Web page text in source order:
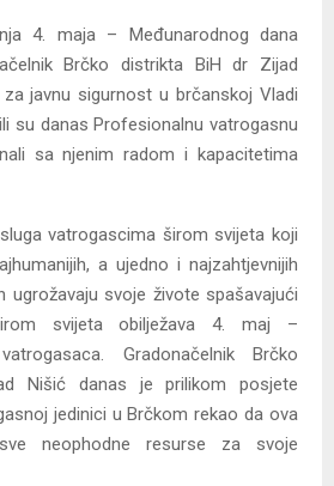
4. maja – Međunarodnog dana
Brčko distrikta BiH dr Zijad
javnu sigurnost u brčanskoj Vladi
su danas Profesionalnu vatrogasnu
sa njenim radom i kapacitetima
vatrogascima širom svijeta koji
a ujedno i najzahtjevnijih
ugrožavaju svoje živote spašavajući
svijeta obilježava 4. maj –
Gradonačelnik Brčko
Nišić danas je prilikom posjete
jedinici u Brčkom rekao da ova
neophodne resurse za svoje